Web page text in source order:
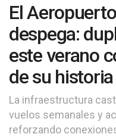
El
despega:
este verano
de su historia
La infraestructura
vuelos semanales y
reforzando